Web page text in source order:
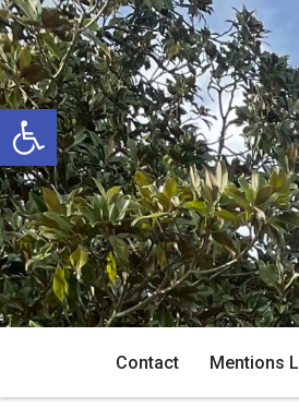
Ouvrir la barre d’outils
Aller
au
contenu
Contact Mentions